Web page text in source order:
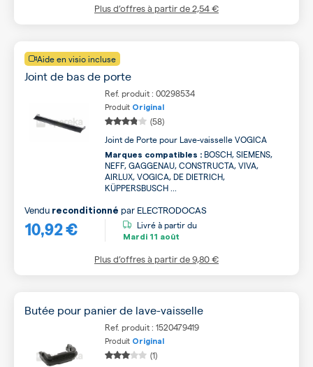
Plus d’offres à partir de2,54 €
Aide en visio incluse
Joint de bas de porte
Ref. produit : 00298534
Produit Original
(58)
Joint de Porte pour Lave-vaisselle VOGICA
Marques compatibles : BOSCH, SIEMENS,
NEFF, GAGGENAU, CONSTRUCTA, VIVA,
AIRLUX, VOGICA, DE DIETRICH,
KÜPPERSBUSCH ...
10,92 €
Vendu reconditionné par ELECTRODOCAS
Livré à partir du
Mardi 11 août
Plus d’offres à partir de9,80 €
Butée pour panier de lave-vaisselle
Ref. produit : 1520479419
Produit Original
(1)